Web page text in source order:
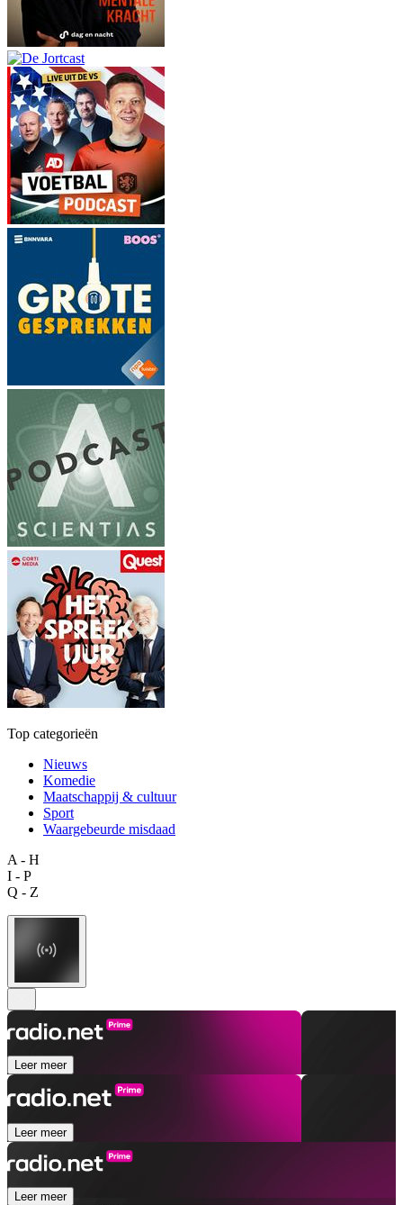
Top categorieën
Nieuws
Komedie
Maatschappij & cultuur
Sport
Waargebeurde misdaad
A - H
I - P
Q - Z
Leer meer
Leer meer
Leer meer